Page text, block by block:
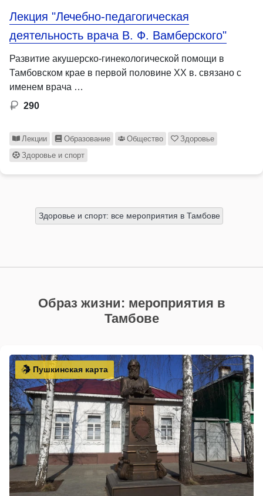
Лекция "Лечебно-педагогическая
деятельность врача В. Ф. Вамберского"
Развитие акушерско-гинекологической помощи в
Тамбовском крае в первой половине XX в. связано с
именем врача …
290
Лекции Образование Общество
Здоровье
Здоровье и спорт
Здоровье и спорт: все мероприятия в Тамбове
Образ жизни: мероприятия в
Тамбове
Пушкинская карта